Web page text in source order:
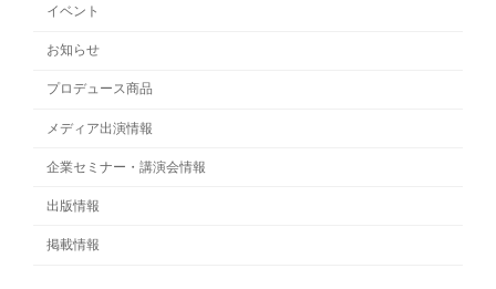
イベント
お知らせ
プロデュース商品
メディア出演情報
企業セミナー・講演会情報
出版情報
掲載情報